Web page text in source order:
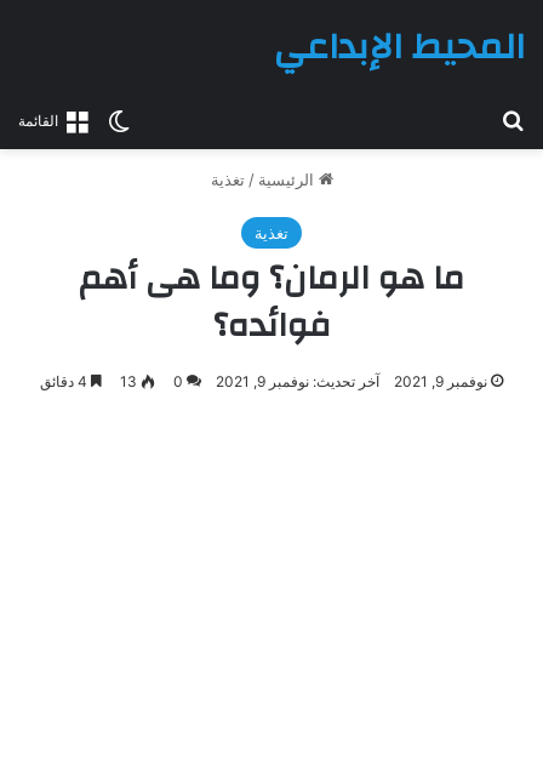
القائمةالوضع
المحيط الإبداعي
الرئيسية / تغذية
تغذية
ما هو الرمان؟ وما هى أهم
فوائده؟
نوفمبر 9, 2021 آخر تحديث: نوفمبر 9, 2021 0
13